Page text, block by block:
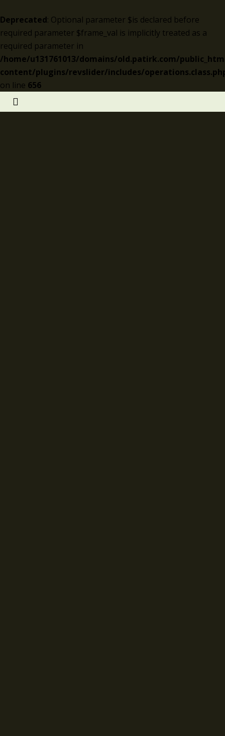
Deprecated: Optional parameter $is declared before
required parameter $frame_val is implicitly treated as a
required parameter in
/home/u131761013/domains/old.patirk.com/
content/plugins/revslider/includes/
on line 656